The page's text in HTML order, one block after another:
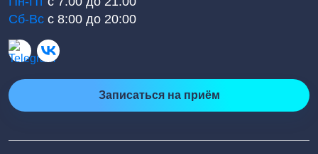
Сб-Вс с 8:00 до 20:00
Записаться на приём